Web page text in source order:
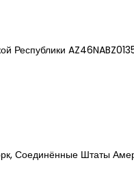
Республики
Соединённые Штаты